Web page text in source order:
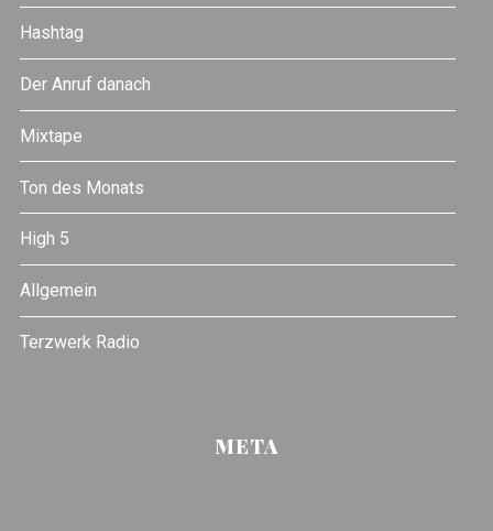
Hashtag
Der Anruf danach
Mixtape
Ton des Monats
High 5
Allgemein
Terzwerk Radio
META